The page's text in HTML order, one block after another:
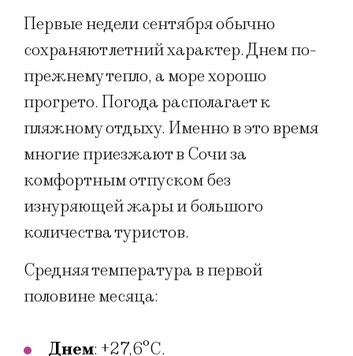
Первые недели сентября обычно
сохраняют летний характер. Днем по-
прежнему тепло, а море хорошо
прогрето. Погода располагает к
пляжному отдыху. Именно в это время
многие приезжают в Сочи за
комфортным отпуском без
изнуряющей жары и большого
количества туристов.
Средняя температура в первой
половине месяца:
Днем: +27,6°C.